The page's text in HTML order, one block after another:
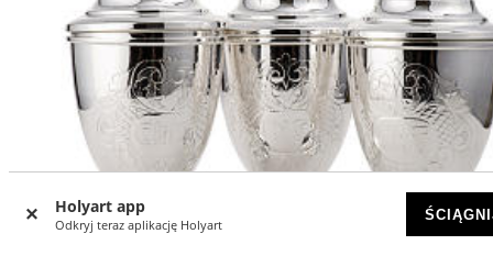
Holyart app
Odkryj teraz aplikację Holyart